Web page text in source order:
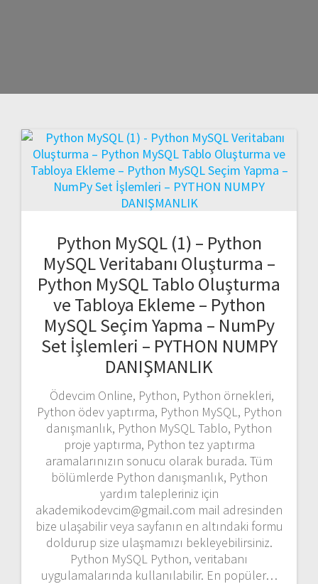
Python MySQL (1) – Python
MySQL Veritabanı Oluşturma –
Python MySQL Tablo Oluşturma
ve Tabloya Ekleme – Python
MySQL Seçim Yapma – NumPy
Set İşlemleri – PYTHON NUMPY
DANIŞMANLIK
Ödevcim Online, Python, Python örnekleri,
Python ödev yaptırma, Python MySQL, Python
danışmanlık, Python MySQL Tablo, Python
proje yaptırma, Python tez yaptırma
aramalarınızın sonucu olarak burada. Tüm
bölümlerde Python danışmanlık, Python
yardım talepleriniz için
akademikodevcim@gmail.com mail adresinden
bize ulaşabilir veya sayfanın en altındaki formu
doldurup size ulaşmamızı bekleyebilirsiniz.
Python MySQL Python, veritabanı
uygulamalarında kullanılabilir. En popüler…